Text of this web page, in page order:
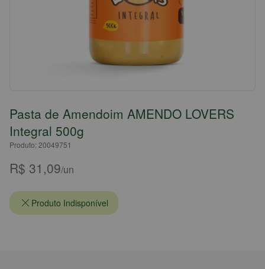
Pasta de Amendoim AMENDO LOVERS
Integral 500g
Produto: 20049751
R$ 31,09/un
Produto Indisponível